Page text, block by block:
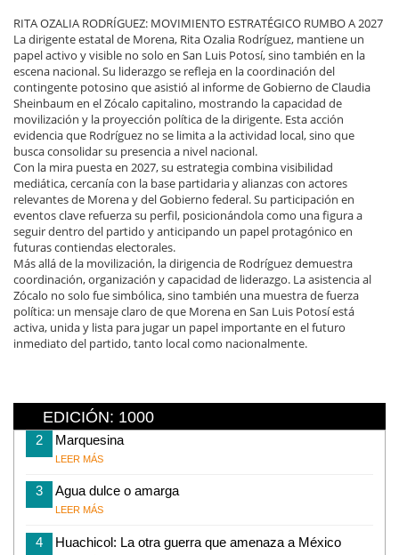
RITA OZALIA RODRÍGUEZ: MOVIMIENTO ESTRATÉGICO RUMBO A 2027
La dirigente estatal de Morena, Rita Ozalia Rodríguez, mantiene un
papel activo y visible no solo en San Luis Potosí, sino también en la
escena nacional. Su liderazgo se refleja en la coordinación del
contingente potosino que asistió al informe de Gobierno de Claudia
Sheinbaum en el Zócalo capitalino, mostrando la capacidad de
movilización y la proyección política de la dirigente. Esta acción
evidencia que Rodríguez no se limita a la actividad local, sino que
busca consolidar su presencia a nivel nacional.
Con la mira puesta en 2027, su estrategia combina visibilidad
mediática, cercanía con la base partidaria y alianzas con actores
relevantes de Morena y del Gobierno federal. Su participación en
eventos clave refuerza su perfil, posicionándola como una figura a
seguir dentro del partido y anticipando un papel protagónico en
futuras contiendas electorales.
Más allá de la movilización, la dirigencia de Rodríguez demuestra
coordinación, organización y capacidad de liderazgo. La asistencia al
Zócalo no solo fue simbólica, sino también una muestra de fuerza
política: un mensaje claro de que Morena en San Luis Potosí está
activa, unida y lista para jugar un papel importante en el futuro
inmediato del partido, tanto local como nacionalmente.
EDICIÓN: 1000
2 Marquesina
LEER MÁS
3 Agua dulce o amarga
LEER MÁS
4 Huachicol: La otra guerra que amenaza a México